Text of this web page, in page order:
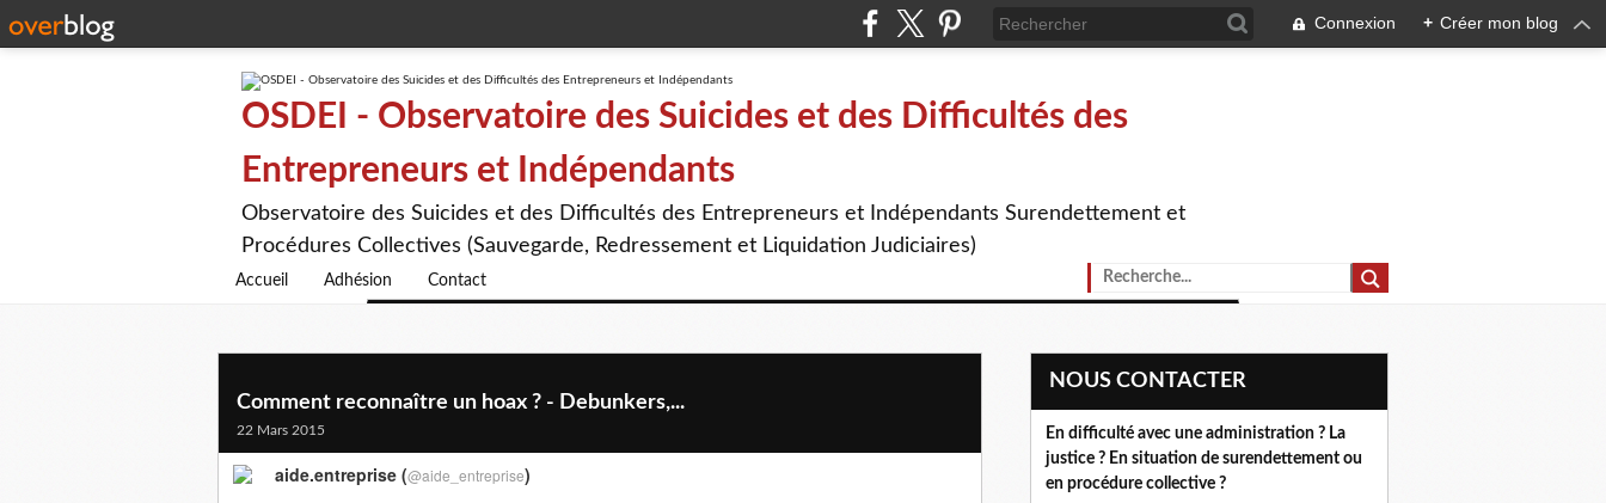
Connexion + Créer mon blog
OSDEI - Observatoire des Suicides et des Difficultés des
Entrepreneurs et Indépendants
Observatoire des Suicides et des Difficultés des Entrepreneurs et Indépendants Surendettement et
Procédures Collectives (Sauvegarde, Redressement et Liquidation Judiciaires)
Accueil Adhésion Contact
Comment reconnaître un hoax ? - Debunkers,...
22 Mars 2015
aide.entreprise (@aide_entreprise)
NOUS CONTACTER
En difficulté avec une administration ? La
justice ? En situation de surendettement ou
en procédure collective ?